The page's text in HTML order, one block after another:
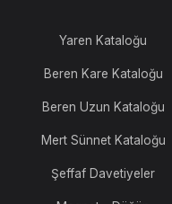
Yaren Kataloğu
Beren Kare Kataloğu
Beren Uzun Kataloğu
Mert Sünnet Kataloğu
Şeffaf Davetiyeler